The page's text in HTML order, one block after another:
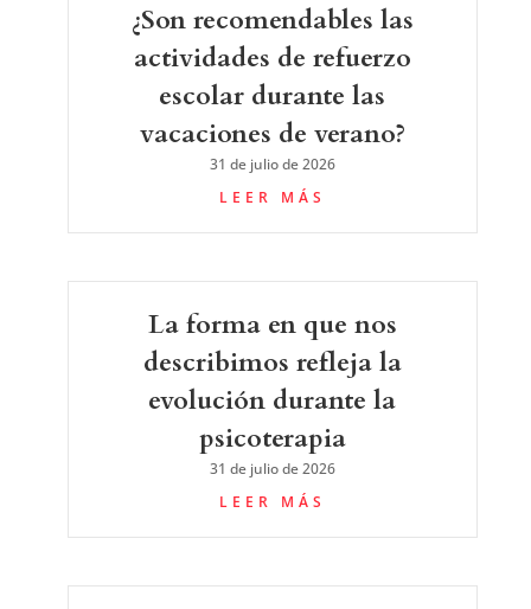
¿Son recomendables las
actividades de refuerzo
escolar durante las
vacaciones de verano?
31 de julio de 2026
LEER MÁS
La forma en que nos
describimos refleja la
evolución durante la
psicoterapia
31 de julio de 2026
LEER MÁS